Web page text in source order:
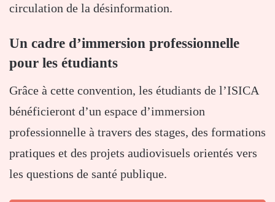
circulation de la désinformation.
Un cadre d’immersion professionnelle
pour les étudiants
Grâce à cette convention, les étudiants de l’ISICA
bénéficieront d’un espace d’immersion
professionnelle à travers des stages, des formations
pratiques et des projets audiovisuels orientés vers
les questions de santé publique.